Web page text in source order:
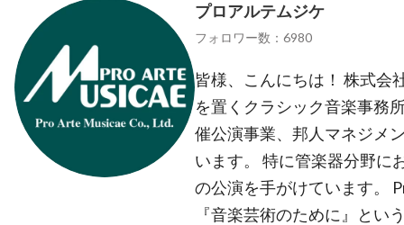
プロアルテムジケ
フォロワー数：6980
皆様、こんにちは！ 株式会
を置くクラシック音楽事務
催公演事業、邦人マネジメ
います。 特に管楽器分野に
の公演を手がけています。
『音楽芸術のために』とい